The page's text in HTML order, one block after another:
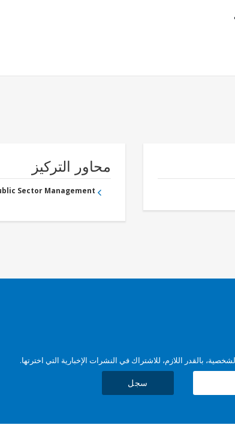
محاور التركيز
Sector Management
بالقدر اللازم، للاشتراك في النشرات الإخبارية التي اخترتها.
سجل